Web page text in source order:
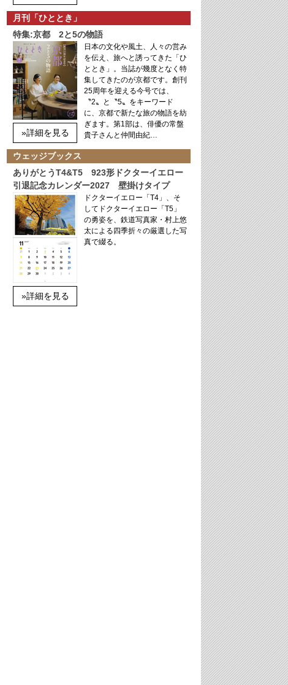
月刊「ひととき」
特集:京都 2と5の物語
»詳細を見る
日本の文化や風土、人々の営み
を伝え、旅へと誘ってきた「ひ
ととき」。当誌が幾度となく特
集してきたのが京都です。創刊
25周年を迎える今号では、
〝2〟と〝5〟をキーワード
に、京都で新たな旅の物語を紡
ぎます。第1部は、俳優の常盤
貴子さんと仲間由紀…
ウェッジブックス
ありがとうT4&T5 923形ドクターイエロー
引退記念カレンダー2027 壁掛けタイプ
»詳細を見る
ドクターイエロー「T4」、そ
してドクターイエロー「T5」
の勇姿を、鉄道写真家・村上悠
太による四季折々の厳選した写
真で綴る。